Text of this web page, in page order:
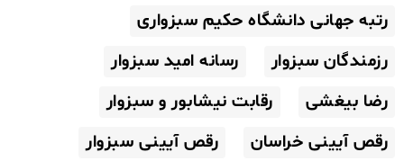
رتبه جهانی دانشگاه حکیم سبزواری
رزمندگان سبزوار
رسانه امید سبزوار
رضا بیغشی
رقابت نیشابور و سبزوار
رقص آیینی خراسان
رقص آیینی سبزوار